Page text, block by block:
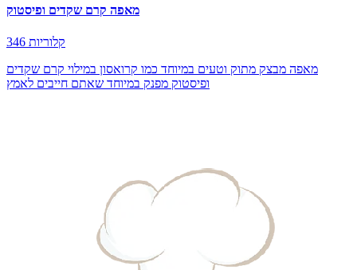
מאפה קרם שקדים ופיסטוק
346 קלוריות
מאפה מבצק מתוק וטעים במיוחד כמו קרואסון במילוי קרם שקדים
ופיסטוק מפנק במיוחד שאתם חייבים לאמץ